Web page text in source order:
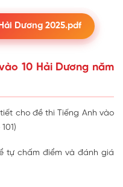
Dương 2025.pdf
10 Hải Dương năm
cho đề thi Tiếng Anh vào
tự chấm điểm và đánh giá